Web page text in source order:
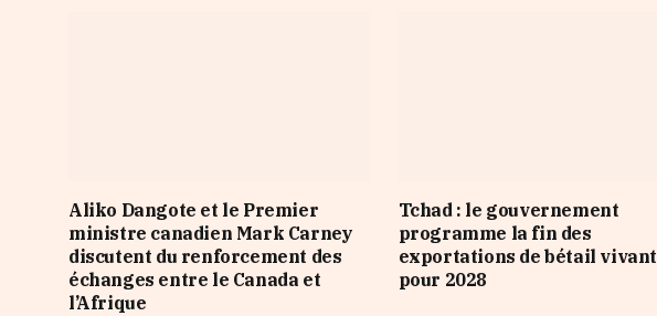
Aliko Dangote et le Premier
ministre canadien Mark Carney
discutent du renforcement des
échanges entre le Canada et
l’Afrique
Tchad : le gouvernement
programme la fin des
exportations de bétail vivant
pour 2028